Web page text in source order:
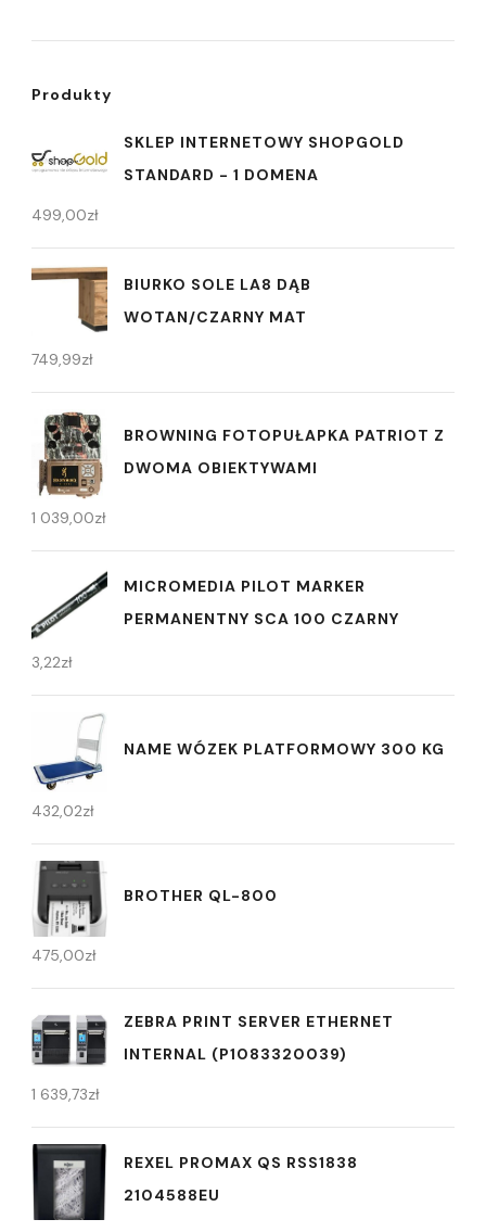
Produkty
SKLEP INTERNETOWY SHOPGOLD
STANDARD - 1 DOMENA
499,00zł
BIURKO SOLE LA8 DĄB
WOTAN/CZARNY MAT
749,99zł
BROWNING FOTOPUŁAPKA PATRIOT Z
DWOMA OBIEKTYWAMI
1 039,00zł
MICROMEDIA PILOT MARKER
PERMANENTNY SCA 100 CZARNY
3,22zł
NAME WÓZEK PLATFORMOWY 300 KG
432,02zł
BROTHER QL-800
475,00zł
ZEBRA PRINT SERVER ETHERNET
INTERNAL (P1083320039)
1 639,73zł
REXEL PROMAX QS RSS1838
2104588EU